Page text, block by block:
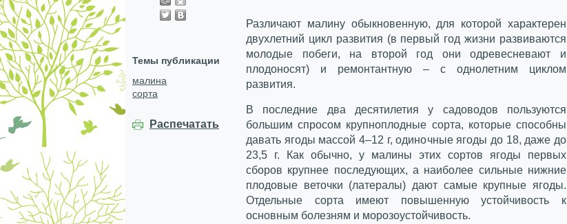
Темы публикации
малина
сорта
Распечатать
Различают малину обыкновенную, для которой характерен
двухлетний цикл развития (в первый год жизни развиваются
молодые побеги, на второй год они одревесневают и
плодоносят) и ремонтантную – с однолетним циклом
развития.
В последние два десятилетия у садоводов пользуются
большим спросом крупноплодные сорта, которые способны
давать ягоды массой 4–12 г, одиночные ягоды до 18, даже до
23,5 г. Как обычно, у малины этих сортов ягоды первых
сборов крупнее последующих, а наиболее сильные нижние
плодовые веточки (латералы) дают самые крупные ягоды.
Отдельные сорта имеют повышенную устойчивость к
основным болезням и морозоустойчивость.